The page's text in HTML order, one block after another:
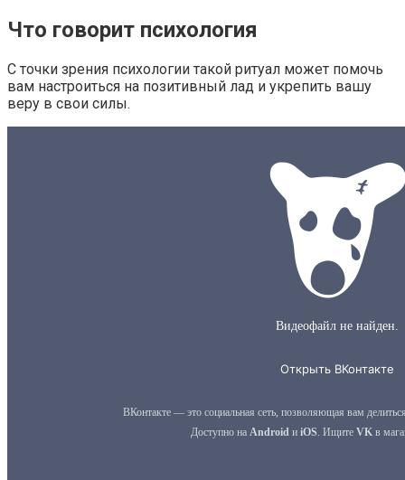
Что говорит психология
С точки зрения психологии такой ритуал может помочь
вам настроиться на позитивный лад и укрепить вашу
веру в свои силы.